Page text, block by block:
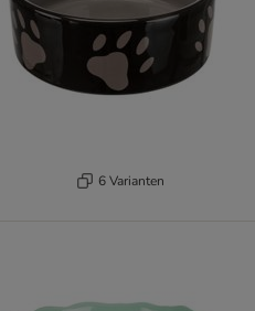
6 Varianten